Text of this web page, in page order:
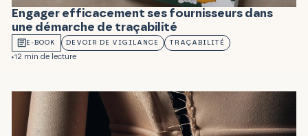
Engager efficacement ses fournisseurs dans
une démarche de traçabilité
E-BOOK DEVOIR DE VIGILANCE TRAÇABILITÉ
12 min de lecture